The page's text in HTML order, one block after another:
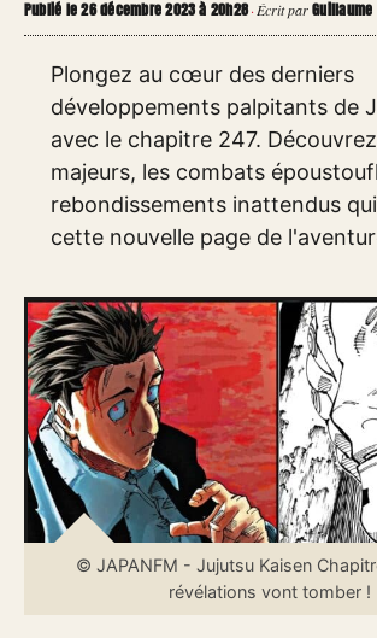
Publié le 26 décembre 2023 à 20h28·Écrit parGuillaume
Plongez au cœur des derniers
développements palpitants de
avec le chapitre 247.
majeurs, les combats
rebondissements inattendus
cette nouvelle page de
© JAPANFM - Jujutsu Kaisen
révélations vont tomber !